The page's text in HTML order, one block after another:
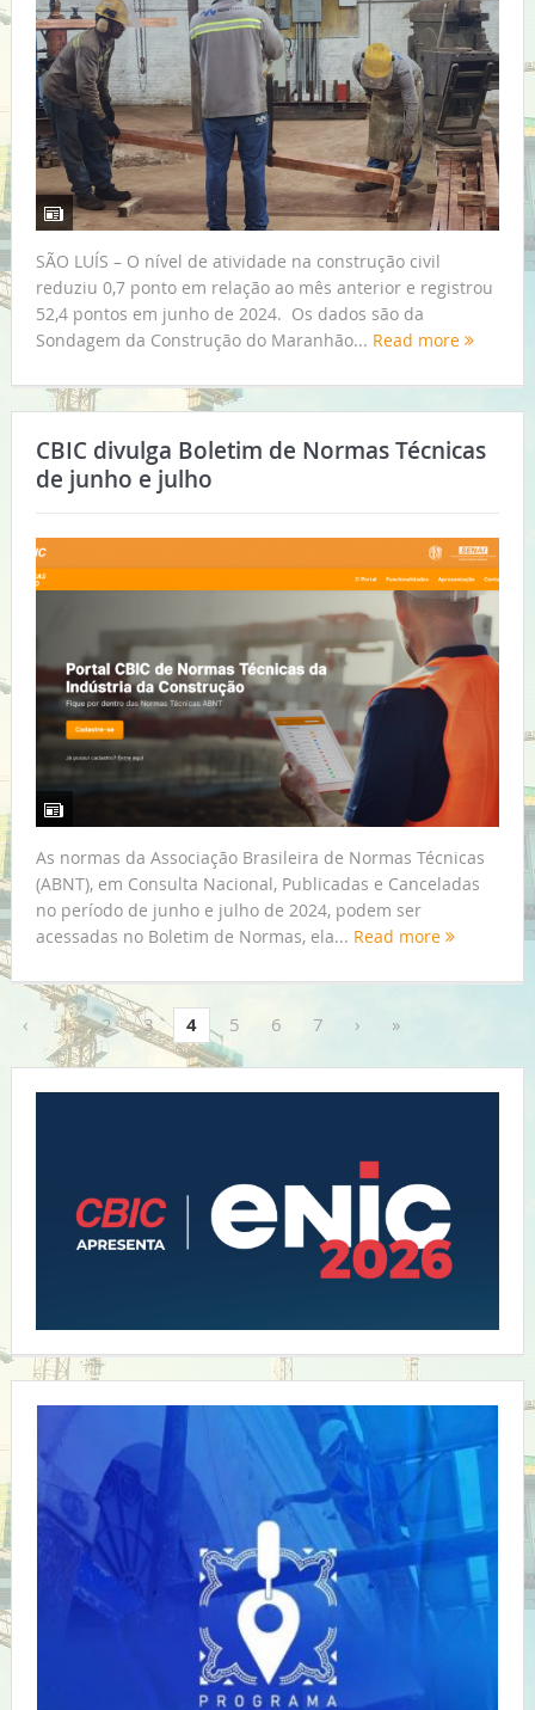
SÃO LUÍS – O nível de atividade na construção civil
reduziu 0,7 ponto em relação ao mês anterior e registrou
52,4 pontos em junho de 2024. Os dados são da
Sondagem da Construção do Maranhão... Read more
CBIC divulga Boletim de Normas Técnicas
de junho e julho
As normas da Associação Brasileira de Normas Técnicas
(ABNT), em Consulta Nacional, Publicadas e Canceladas
no período de junho e julho de 2024, podem ser
acessadas no Boletim de Normas, ela... Read more
‹ 1 2 3 4 5 6 7 › »